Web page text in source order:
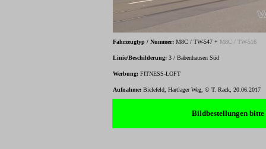
Fahrzeugtyp / Nummer: M8C / TW-547 + M8C / TW-516
Linie/Beschilderung: 3 / Babenhausen Süd
Werbung: FITNESS-LOFT
Aufnahme: Bielefeld, Hartlager Weg, © T. Rack, 20.06.2017
Bildbestellungen